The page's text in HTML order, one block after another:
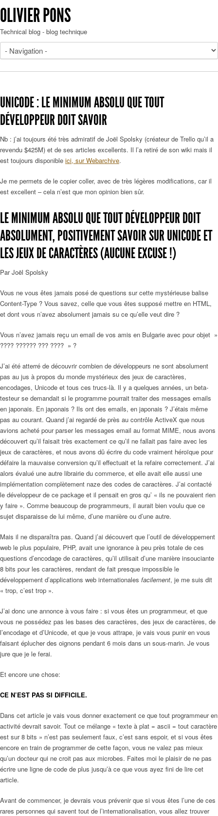
OLIVIER PONS
Technical blog - blog technique
UNICODE : LE MINIMUM ABSOLU QUE TOUT
DÉVELOPPEUR DOIT SAVOIR
Nb : j’ai toujours été très admiratif de Joël Spolsky (créateur de Trello qu’il a
revendu $425M) et de ses articles excellents. Il l’a retiré de son wiki mais il
est toujours disponible ici, sur Webarchive.
Je me permets de le copier coller, avec de très légères modifications, car il
est excellent – cela n’est que mon opinion bien sûr.
LE MINIMUM ABSOLU QUE TOUT DÉVELOPPEUR DOIT
ABSOLUMENT, POSITIVEMENT SAVOIR SUR UNICODE ET
LES JEUX DE CARACTÈRES (AUCUNE EXCUSE !)
Par Joël Spolsky
Vous ne vous êtes jamais posé de questions sur cette mystérieuse balise
Content-Type ? Vous savez, celle que vous êtes supposé mettre en HTML,
et dont vous n’avez absolument jamais su ce qu’elle veut dire ?
Vous n’avez jamais reçu un email de vos amis en Bulgarie avec pour objet »
???? ?????? ??? ???? » ?
J’ai été atterré de découvrir combien de développeurs ne sont absolument
pas au jus à propos du monde mystérieux des jeux de caractères,
encodages, Unicode et tous ces trucs-là. Il y a quelques années, un beta-
testeur se demandait si le programme pourrait traiter des messages emails
en japonais. En japonais ? Ils ont des emails, en japonais ? J’étais même
pas au courant. Quand j’ai regardé de près au contrôle ActiveX que nous
avions acheté pour parser les messages email au format MIME, nous avons
découvert qu’il faisait très exactement ce qu’il ne fallait pas faire avec les
jeux de caractères, et nous avons dû écrire du code vraiment héroïque pour
défaire la mauvaise conversion qu’il effectuait et la refaire correctement. J’ai
alors évalué une autre librairie du commerce, et elle avait elle aussi une
implémentation complètement naze des codes de caractères. J’ai contacté
le développeur de ce package et il pensait en gros qu’ « ils ne pouvaient rien
y faire ». Comme beaucoup de programmeurs, il aurait bien voulu que ce
sujet disparaisse de lui même, d’une manière ou d’une autre.
Mais il ne disparaîtra pas. Quand j’ai découvert que l’outil de développement
web le plus populaire, PHP, avait une ignorance à peu près totale de ces
questions d’encodage de caractères, qu’il utilisait d’une manière insouciante
8 bits pour les caractères, rendant de fait presque impossible le
développement d’applications web internationales facilement, je me suis dit
« trop, c’est trop ».
J’ai donc une annonce à vous faire : si vous êtes un programmeur, et que
vous ne possédez pas les bases des caractères, des jeux de caractères, de
l’encodage et d’Unicode, et que je vous attrape, je vais vous punir en vous
faisant éplucher des oignons pendant 6 mois dans un sous-marin. Je vous
jure que je le ferai.
Et encore une chose:
CE N’EST PAS SI DIFFICILE.
Dans cet article je vais vous donner exactement ce que tout programmeur en
activité devrait savoir. Tout ce mélange « texte à plat = ascii = tout caractère
est sur 8 bits » n’est pas seulement faux, c’est sans espoir, et si vous êtes
encore en train de programmer de cette façon, vous ne valez pas mieux
qu’un docteur qui ne croit pas aux microbes. Faites moi le plaisir de ne pas
écrire une ligne de code de plus jusqu’à ce que vous ayez fini de lire cet
article.
Avant de commencer, je devrais vous prévenir que si vous êtes l’une de ces
rares personnes qui savent tout de l’internationalisation, vous allez trouver